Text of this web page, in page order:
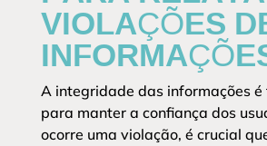
VIOLAÇÕES
A integridade das informações
para manter a confiança dos
ocorre uma violação, é crucial